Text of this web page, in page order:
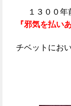
１３００
『邪気を払い
チベットにお